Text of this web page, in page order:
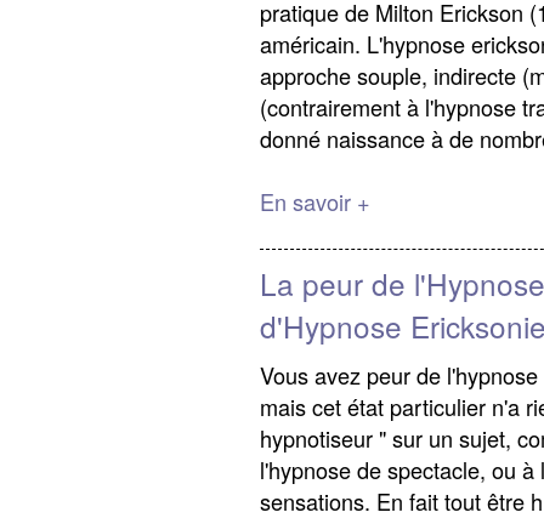
pratique de Milton Erickson
américain. L'hypnose
approche souple, indirecte
(contrairement à l'hypnose
donné naissance à de
En savoir +
La peur de
d'Hypnose
Vous avez peur de
mais cet état particulier n'a
hypnotiseur " sur un sujet,
l'hypnose de spectacle, ou
sensations. En fait tout être